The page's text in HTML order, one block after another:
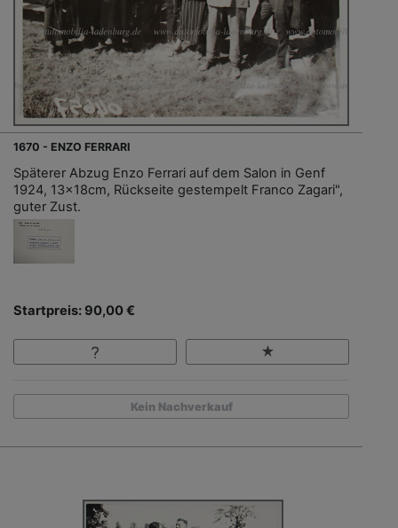
1670 - ENZO FERRARI
Späterer Abzug Enzo Ferrari auf dem Salon in Genf
1924, 13x18cm, Rückseite gestempelt Franco Zagari",
guter Zust.
Startpreis: 90,00 €
Kein Nachverkauf